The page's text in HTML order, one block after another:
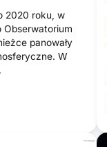
2020 roku, w
Obserwatorium
panowały
W